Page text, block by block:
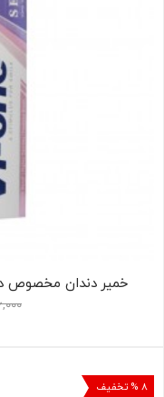
خمیر دندان مخصوص
۸ % تخفیف